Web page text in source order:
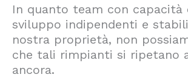
In quanto team con capacità
sviluppo indipendenti e
nostra proprietà, non
che tali rimpianti si ripetano
ancora.